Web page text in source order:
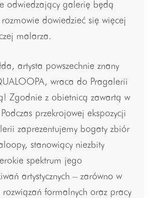
odwiedzający galerię będą
dowiedzieć się więcej
malarza.
artysta powszechnie znany
wraca do Pragalerii
Zgodnie z obietnicą zawartą w
przekrojowej ekspozycji
zaprezentujemy bogaty zbiór
stanowiący niezbity
spektrum jego
artystycznych – zarówno w
formalnych oraz pracy